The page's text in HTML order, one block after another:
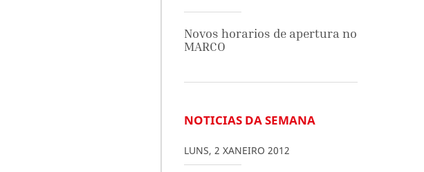
Novos horarios de apertura no
MARCO
NOTICIAS DA SEMANA
LUNS, 2 XANEIRO 2012